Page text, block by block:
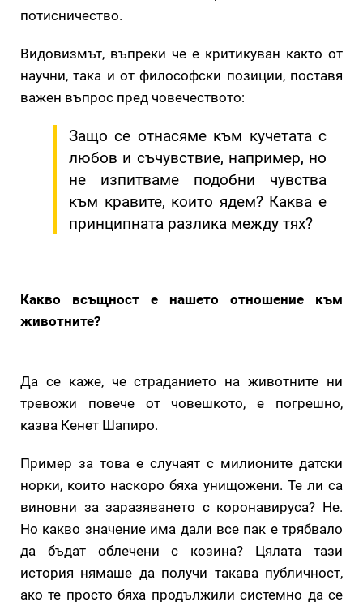
потисничество.
Видовизмът, въпреки че е критикуван както от
научни, така и от философски позиции, поставя
важен въпрос пред човечеството:
Защо се отнасяме към кучетата с
любов и съчувствие, например, но
не изпитваме подобни чувства
към кравите, които ядем? Каква е
принципната разлика между тях?
Какво всъщност е нашето отношение към
животните?
Да се ​​каже, че страданието на животните ни
тревожи повече от човешкото, е погрешно,
казва Кенет Шапиро.
Пример за това е случаят с милионите датски
норки, които наскоро бяха унищожени. Те ли са
виновни за заразяването с коронавируса? Не.
Но какво значение има дали все пак е трябвало
да бъдат облечени с козина? Цялата тази
история нямаше да получи такава публичност,
ако те просто бяха продължили системно да се